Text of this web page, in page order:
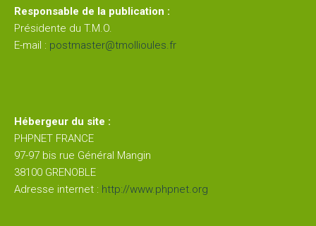
Snack
Pro
shop
COURS
et
Responsable de la publication :
Présidente du T.M.O.
E-mail : postmaster@tmollioules.fr
Hébergeur du site :
PHPNET FRANCE
97-97 bis rue Général Mangin
38100 GRENOBLE
Adresse internet : http://www.phpnet.org